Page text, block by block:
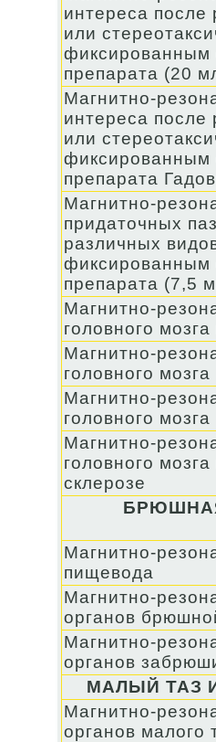
интереса после
или
фиксированным
препарата (20
Магнитно-
интереса после
или
фиксированным
препарата
Магнитно-
придаточных
различных
фиксированным
препарата (7,5
Магнитно-
головного
Магнитно-
головного мозга
Магнитно-
головного мозга
Магнитно-
головного
склерозе
Магнитно-
пищевода
Магнитно-
органов
Магнитно-
органов
МАЛЫЙ ТАЗ
Магнитно-
органов малого